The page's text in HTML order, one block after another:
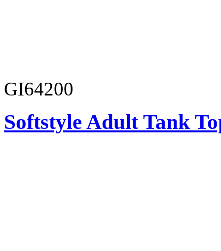
GI64200
Softstyle Adult Tank